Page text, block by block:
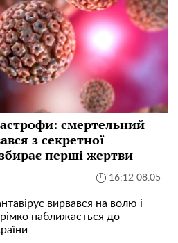
смертельний
з секретної
перші жертви
16:12 08.05
вирвався на волю і
наближається до